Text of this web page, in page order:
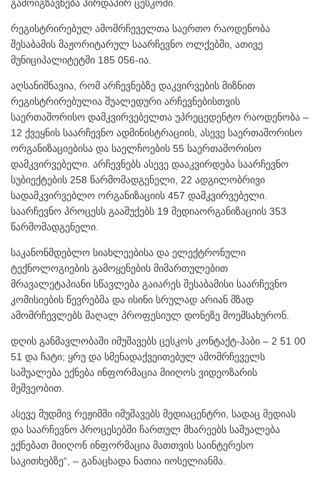
გამოიგზავნება პირდაპირ ცესკოში.
რეგისტრირებულ ამომრჩეველთა საერთო რაოდენობა
შესაბამის მაჟორიტარულ საარჩევნო ოლქებში, ათივე
მუნიციპალიტეტში 185 056-ია.
აღსანიშნავია, რომ არჩევნებზე დაკვირვების მიზნით
რეგისტრირებულია შუალედური არჩევნებისთვის
საერთაშორისო დამკვირვებელთა უპრეცედენტო რაოდენობა –
12 ქვეყნის საარჩევნო ადმინისტრაციის, ასევე საერთაშორისო
ორგანიზაციებისა და საელჩოების 55 საერთაშორისო
დამკვირვებელი. არჩევნებს ასევე დააკვირდება საარჩევნო
სუბიექტების 258 წარმომადგენელი, 22 ადგილობრივი
სადამკვირვებლო ორგანიზაციის 457 დამკვირვებელი.
საარჩევნო პროცესს გააშუქებს 19 მედიაორგანიზაციის 353
წარმომადგენელი.
საკანონმდებლო სიახლეებისა და ელექტრონული
ტექნოლოგიების გამოყენების მიმართულებით
მრავალეტაპიანი სწავლება გაიარეს შესაბამისი საარჩევნო
კომისიების წევრებმა და ისინი სრულად არიან მზად
ამომრჩევლებს მაღალ პროფესიულ დონეზე მოემსახურონ.
დღის განმავლობაში იმუშავებს ცესკოს კონტაქტ-ჰაბი – 2 51 00
51 და ჩატი; ყრუ და სმენადაქვეითებულ ამომრჩეველს
საშუალება ექნება ინფორმაცია მიიღოს ვიდეოზარის
მეშვეობით.
ასევე მუდმივ რეჟიმში იმუშავებს მედიაცენტრი, სადაც მედიას
და საარჩევნო პროცესებში ჩართულ მხარეებს საშუალება
ექნებათ მიიღონ ინფორმაცია მათთვის საინტერესო
საკითხებზე“, – განაცხადა ნათია იოსელიანმა.